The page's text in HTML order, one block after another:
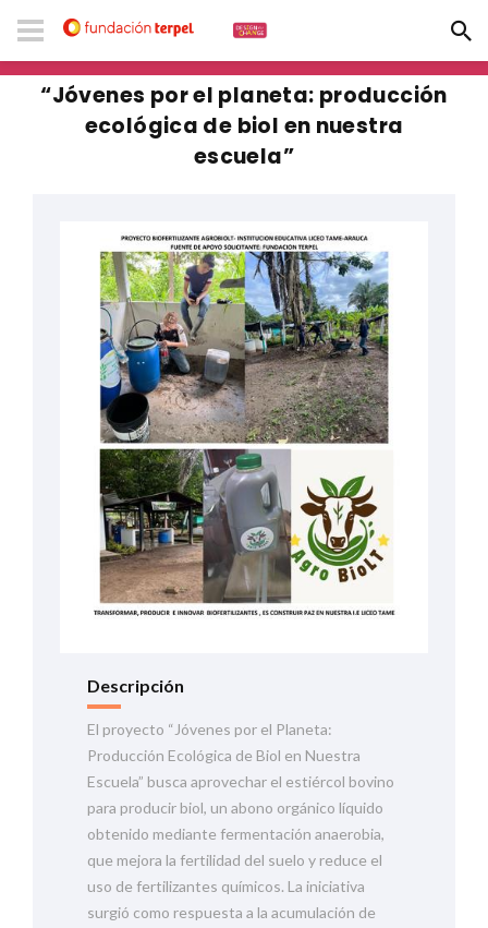
“Jóvenes por el planeta: producción
ecológica de biol en nuestra
escuela”
Descripción
El proyecto “Jóvenes por el Planeta:
Producción Ecológica de Biol en Nuestra
Escuela” busca aprovechar el estiércol bovino
para producir biol, un abono orgánico líquido
obtenido mediante fermentación anaerobia,
que mejora la fertilidad del suelo y reduce el
uso de fertilizantes químicos. La iniciativa
surgió como respuesta a la acumulación de